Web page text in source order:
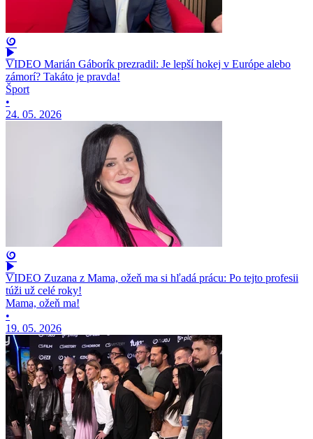
VIDEO Marián Gáborík prezradil: Je lepší hokej v Európe alebo
zámorí? Takáto je pravda!
Šport
•
24. 05. 2026
VIDEO Zuzana z Mama, ožeň ma si hľadá prácu: Po tejto profesii
túži už celé roky!
Mama, ožeň ma!
•
19. 05. 2026